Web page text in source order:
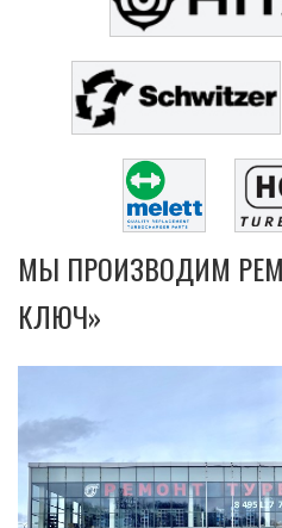
МЫ ПРОИЗВОДИМ
КЛЮЧ»